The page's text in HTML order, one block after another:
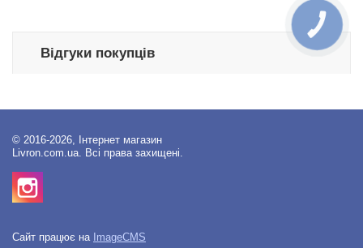
Відгуки покупців
© 2016-2026, Інтернет магазин
Livron.com.ua. Всі права захищені.
Сайт працює на ImageCMS
КНОПКА
ЗВ'ЯЗКУ